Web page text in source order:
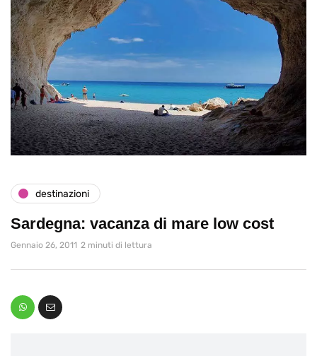
destinazioni
Sardegna: vacanza di mare low cost
Gennaio 26, 2011 2 minuti di lettura